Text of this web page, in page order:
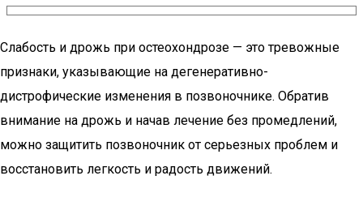
Слабость и дрожь при остеохондрозе — это тревожные
признаки, указывающие на дегенеративно-
дистрофические изменения в позвоночнике. Обратив
внимание на дрожь и начав лечение без промедлений,
можно защитить позвоночник от серьезных проблем и
восстановить легкость и радость движений.